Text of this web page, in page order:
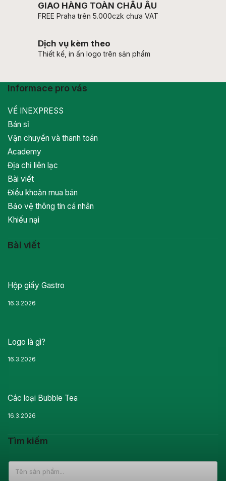
GIAO HÀNG TOÀN CHÂU ÂU
FREE Praha trên 5.000czk chưa VAT
Dịch vụ kèm theo
Thiết kế, in ấn logo trên sản phẩm
Informace pro vás
VỀ INEXPRESS
Bán sỉ
Vận chuyển và thanh toán
Academy
Địa chỉ liên lạc
Bài viết
Điều khoản mua bán
Bảo vệ thông tin cá nhân
Khiếu nại
Bài viết
Hộp giấy Gastro
16.3.2026
Logo là gì?
16.3.2026
Các loại Bubble Tea
16.3.2026
Tìm kiếm